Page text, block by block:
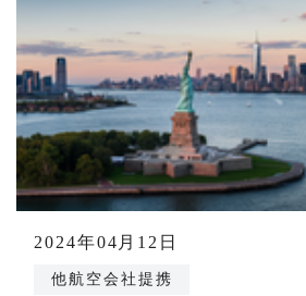
2024年04月12日
他航空会社提携